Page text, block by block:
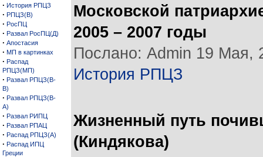
· История РПЦЗ
· РПЦЗ(В)
· РосПЦ
· Развал РосПЦ(Д)
· Апостасия
· МП в картинках
· Распад
РПЦЗ(МП)
· Развал РПЦЗ(В-
В)
· Развал РПЦЗ(В-
А)
· Развал РИПЦ
· Развал РПАЦ
· Распад РПЦЗ(А)
· Распад ИПЦ
Греции
Московской
2005 – 2007 годы
Послано: Admin 19 Мая,
История РПЦЗ
Жизненный путь
(Киндякова)